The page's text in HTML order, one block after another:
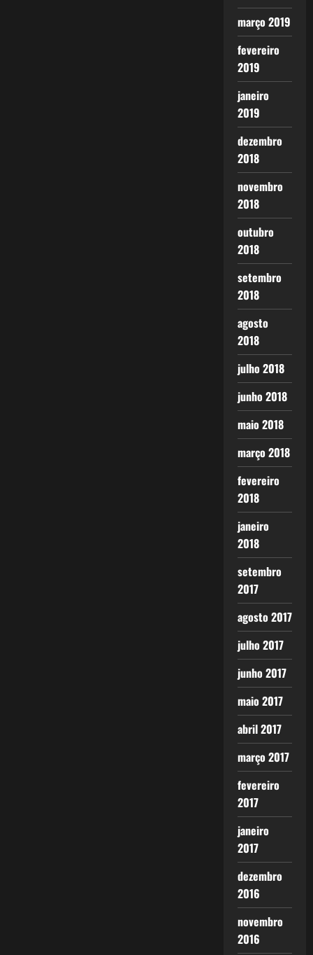
março 2019
fevereiro
2019
janeiro
2019
dezembro
2018
novembro
2018
outubro
2018
setembro
2018
agosto
2018
julho 2018
junho 2018
maio 2018
março 2018
fevereiro
2018
janeiro
2018
setembro
2017
agosto 2017
julho 2017
junho 2017
maio 2017
abril 2017
março 2017
fevereiro
2017
janeiro
2017
dezembro
2016
novembro
2016